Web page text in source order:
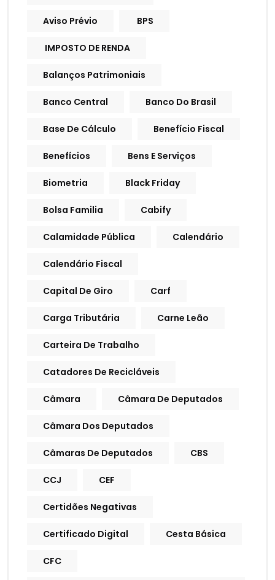
Aviso Prévio BPS
IMPOSTO DE RENDA
Balanços Patrimoniais
Banco Central Banco Do Brasil
Base De Cálculo Benefício Fiscal
Benefícios Bens E Serviços
Biometria Black Friday
Bolsa Familia Cabify
Calamidade Pública Calendário
Calendário Fiscal
Capital De Giro Carf
Carga Tributária Carne Leão
Carteira De Trabalho
Catadores De Recicláveis
Câmara Câmara De Deputados
Câmara Dos Deputados
Câmaras De Deputados CBS
CCJ CEF
Certidões Negativas
Certificado Digital Cesta Básica
CFC